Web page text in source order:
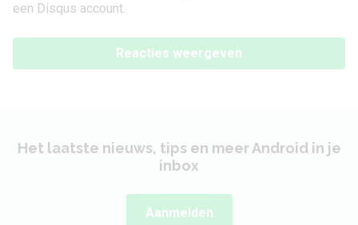
een Disqus account.
Reacties weergeven
Het laatste nieuws, tips en meer Android in je
inbox
Aanmelden